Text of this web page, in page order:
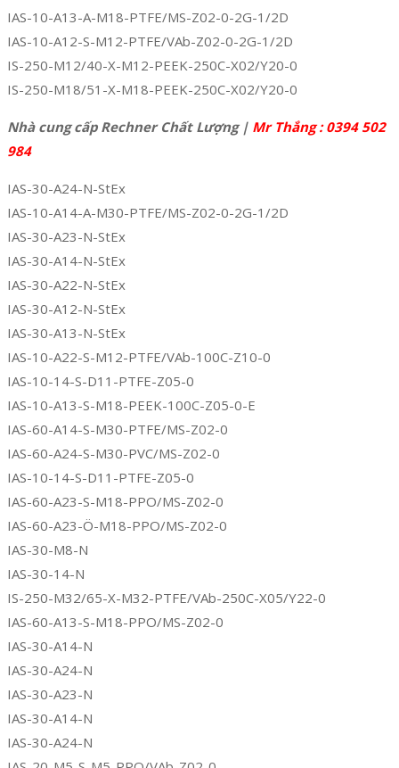
IAS-10-A13-A-M18-PTFE/MS-Z02-0-2G-1/2D
IAS-10-A12-S-M12-PTFE/VAb-Z02-0-2G-1/2D
IS-250-M12/40-X-M12-PEEK-250C-X02/Y20-0
IS-250-M18/51-X-M18-PEEK-250C-X02/Y20-0
Nhà cung cấp Rechner Chất Lượng | Mr Thắng : 0394 502
984
IAS-30-A24-N-StEx
IAS-10-A14-A-M30-PTFE/MS-Z02-0-2G-1/2D
IAS-30-A23-N-StEx
IAS-30-A14-N-StEx
IAS-30-A22-N-StEx
IAS-30-A12-N-StEx
IAS-30-A13-N-StEx
IAS-10-A22-S-M12-PTFE/VAb-100C-Z10-0
IAS-10-14-S-D11-PTFE-Z05-0
IAS-10-A13-S-M18-PEEK-100C-Z05-0-E
IAS-60-A14-S-M30-PTFE/MS-Z02-0
IAS-60-A24-S-M30-PVC/MS-Z02-0
IAS-10-14-S-D11-PTFE-Z05-0
IAS-60-A23-S-M18-PPO/MS-Z02-0
IAS-60-A23-Ö-M18-PPO/MS-Z02-0
IAS-30-M8-N
IAS-30-14-N
IS-250-M32/65-X-M32-PTFE/VAb-250C-X05/Y22-0
IAS-60-A13-S-M18-PPO/MS-Z02-0
IAS-30-A14-N
IAS-30-A24-N
IAS-30-A23-N
IAS-30-A14-N
IAS-30-A24-N